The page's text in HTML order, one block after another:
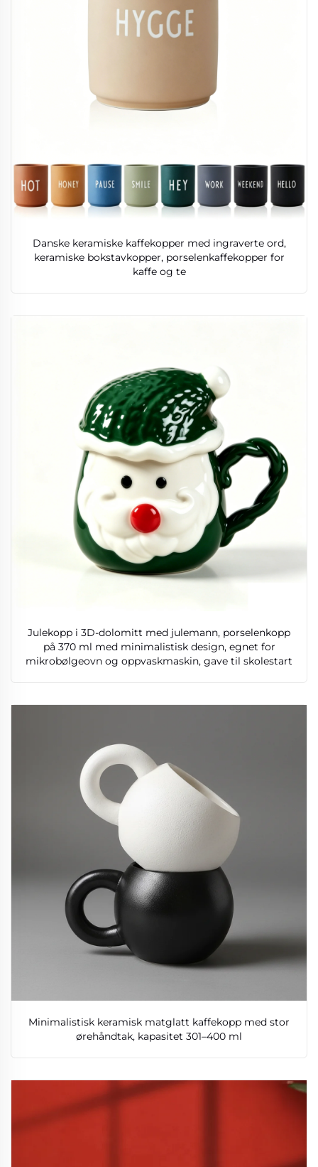
Danske keramiske kaffekopper med ingraverte ord,
keramiske bokstavkopper, porselenkaffekopper for
kaffe og te
Julekopp i 3D-dolomitt med julemann, porselenkopp
på 370 ml med minimalistisk design, egnet for
mikrobølgeovn og oppvaskmaskin, gave til skolestart
Minimalistisk keramisk matglatt kaffekopp med stor
ørehåndtak, kapasitet 301–400 ml